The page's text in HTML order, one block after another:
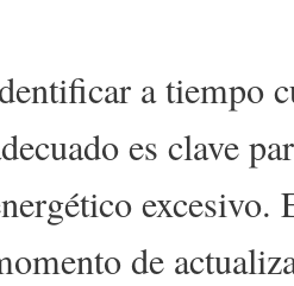
a tiempo
es clave
excesivo.
de